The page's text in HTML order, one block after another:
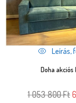
Leírás,
Doha akciós
1 053 800Ft